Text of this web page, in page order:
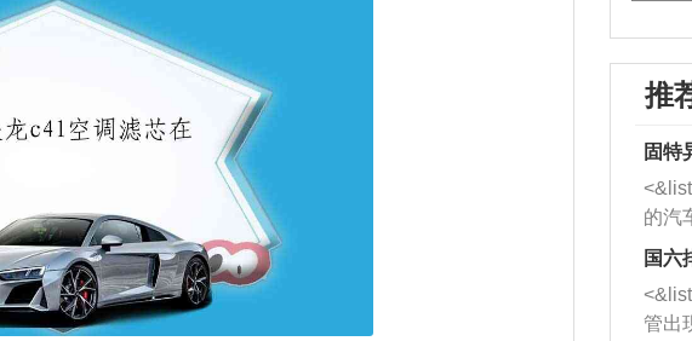
推
固特
的汽
牌，
也
国六
管出